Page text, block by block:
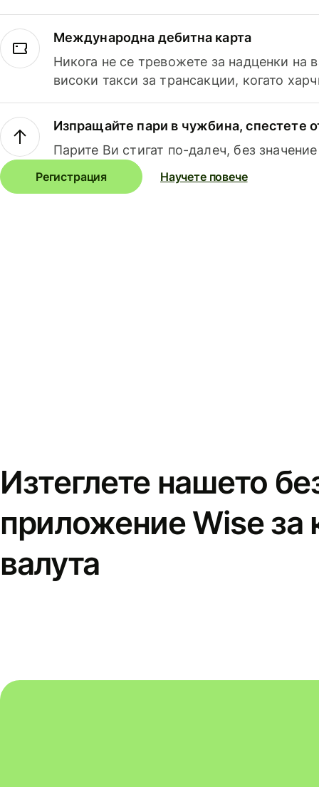
Международна дебитна карта
Никога не се тревожете за надценки на
високи такси за трансакции, когато
Изпращайте пари в чужбина, спестете
Парите Ви стигат по-далеч, без
Регистрация Научете повече
Изтеглете нашето
приложение Wise за
валута